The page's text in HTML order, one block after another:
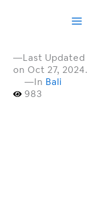
—Last Updated
on Oct 27, 2024.
—In Bali
983